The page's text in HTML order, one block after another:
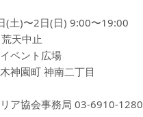
(土)〜2日(日) 9:00〜19:00
中止
ベント広場
神園町 神南二丁目
ア協会事務局 03-6910-1280